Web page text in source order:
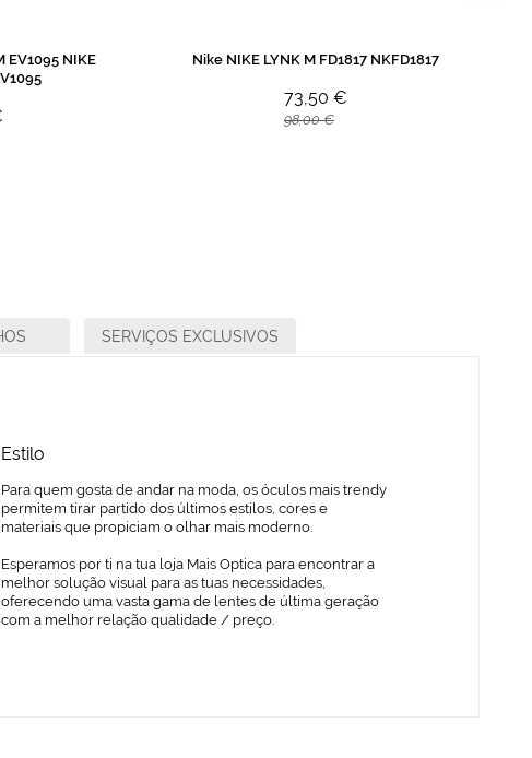
EV1095 NIKE
Nike NIKE LYNK M FD1817 NKFD1817
73,50 €
98,00 €
Estilo
Para quem gosta de andar na moda, os óculos mais trendy
permitem tirar partido dos últimos estilos, cores e
materiais que propiciam o olhar mais moderno.
Esperamos por ti na tua loja Mais Optica para encontrar a
melhor solução visual para as tuas necessidades,
oferecendo uma vasta gama de lentes de última geração
com a melhor relação qualidade / preço.
SERVIÇOS EXCLUSIVOS